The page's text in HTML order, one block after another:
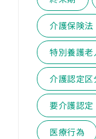
介護保険法
特別養護老
介護認定区
要介護認定
医療行為